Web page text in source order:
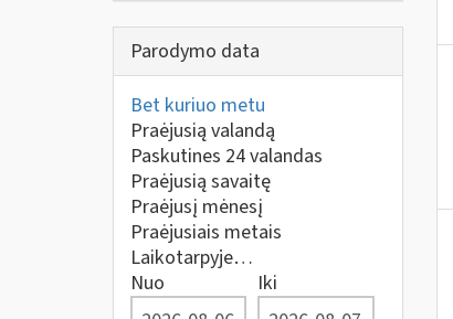
Parodymo data
Bet kuriuo metu
Praėjusią valandą
Paskutines 24 valandas
Praėjusią savaitę
Praėjusį mėnesį
Praėjusiais metais
Laikotarpyje…
Nuo
Iki